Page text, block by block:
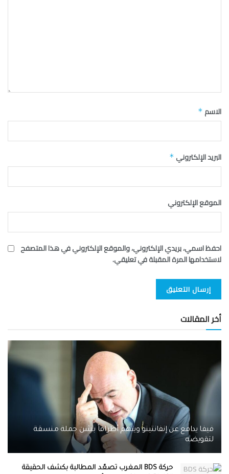
الاسم *
البريد الإلكتروني *
الموقع الإلكتروني
احفظ اسمي، بريدي الإلكتروني، والموقع الإلكتروني في هذا المتصفح
لاستخدامها المرة المقبلة في تعليقي.
أخر المقالات
فيفا يدافع عن إنفانتينو ويتهم أطرافاً بشن حملة منسقة
لتقويضه
حركة BDS المغرب تصعّد المطالبة بكشف الحقيقة